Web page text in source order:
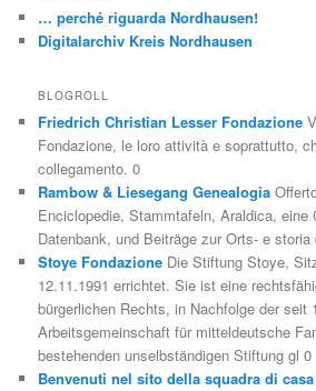
… perché riguarda Nordhausen!
Digitalarchiv Kreis Nordhausen
BLOGROLL
Friedrich Christian Lesser Fondazione
Fondazione, le loro attività e soprattutto,
collegamento. 0
Rambow & Liesegang Genealogia
Enciclopedie, Stammtafeln, Araldica, eine
Datenbank, und Beiträge zur Orts- e storia
Stoye Fondazione Die Stiftung Stoye,
12.11.1991 errichtet. Sie ist eine
bürgerlichen Rechts, in Nachfolge der seit
Arbeitsgemeinschaft für mitteldeutsche
bestehenden unselbständigen Stiftung gl 0
Benvenuti nel sito della squadra di